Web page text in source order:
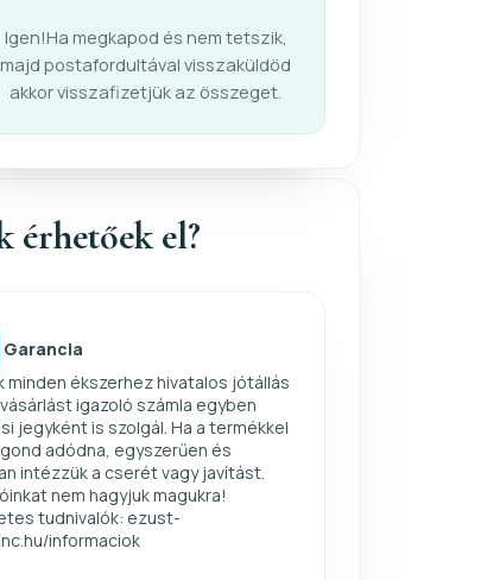
Igen!Ha megkapod és nem tetszik,
majd postafordultával visszaküldöd
akkor visszafizetjük az összeget.
érhetőek el?
Garancia
minden ékszerhez hivatalos jótállás
igazoló számla egyben
jegyként is szolgál. Ha a termékkel
adódna, egyszerűen és
intézzük a cserét vagy javítást.
nem hagyjuk magukra!
tudnivalók: ezust-
informaciok